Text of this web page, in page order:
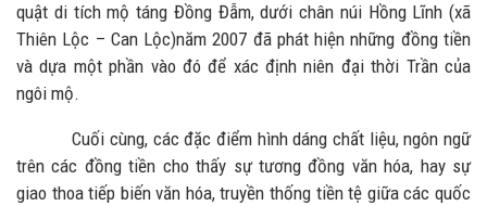
quật di tích mộ táng Đồng Đẫm, dưới chân núi Hồng Lĩnh (xã
Thiên Lộc – Can Lộc)năm 2007 đã phát hiện những đồng tiền
và dựa một phần vào đó để xác định niên đại thời Trần của
ngôi mộ.
Cuối cùng, các đặc điểm hình dáng chất liệu, ngôn ngữ
trên các đồng tiền cho thấy sự tương đồng văn hóa, hay sự
giao thoa tiếp biến văn hóa, truyền thống tiền tệ giữa các quốc